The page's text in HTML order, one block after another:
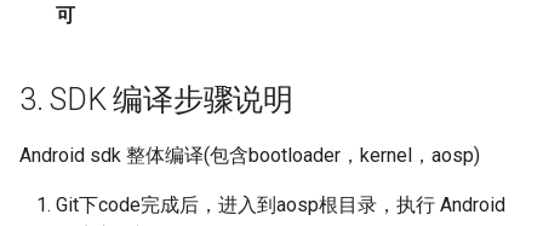
VIF
可
3. SDK 编译步骤说明
Android sdk 整体编译(包含bootloader，kernel，aosp)
Git下code完成后，进入到aosp根目录，执行 Android